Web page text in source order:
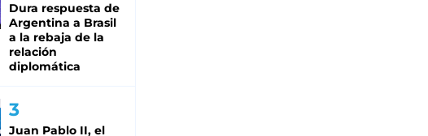
Dura respuesta de
Argentina a Brasil
a la rebaja de la
relación
diplomática
Juan Pablo II, el